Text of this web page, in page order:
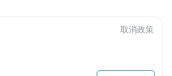
取消政策